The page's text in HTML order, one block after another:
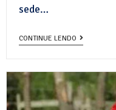
sede…
CONTINUE LENDO